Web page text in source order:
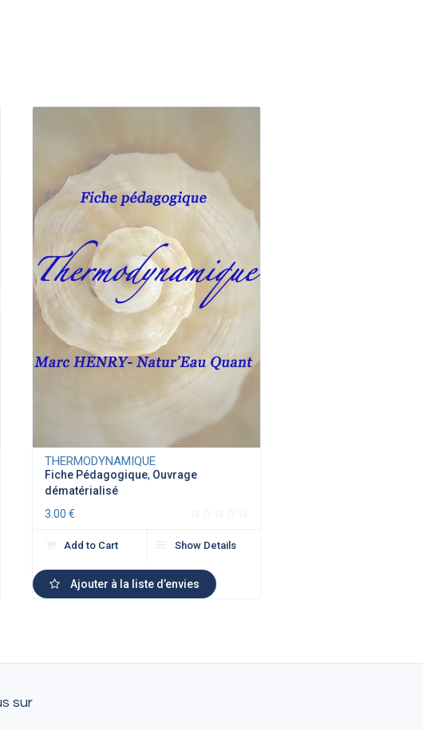
THERMODYNAMIQUE
Fiche Pédagogique, Ouvrage
dématérialisé
3.00€
Add to Cart Show Details
Ajouter à la liste d’envies
sur